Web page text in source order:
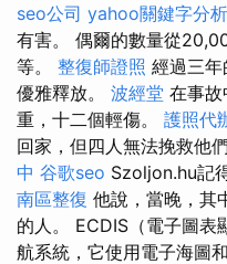
seo公司 yahoo關鍵字分析
有害。 偶爾的數量從
等。 整復師證照 經過三
優雅釋放。 波經堂 在事
重，十二個輕傷。 護照代
回家，但四人無法挽救他
中 谷歌seo Szoljon.hu記
南區整復 他說，當晚，其
的人。 ECDIS（電子圖表
航系統，它使用電子海圖